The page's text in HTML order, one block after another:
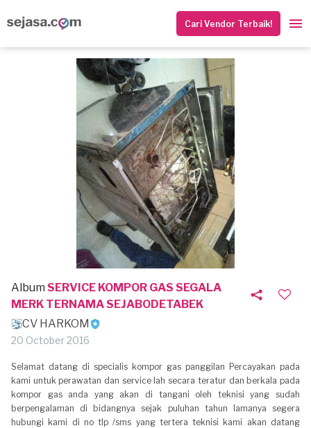
Cari Vendor Terbaik!
Album SERVICE KOMPOR GAS SEGALA
MERK TERNAMA SEJABODETABEK
CV HARKOM
20 October 2016
Selamat datang di specialis kompor gas panggilan Percayakan pada
kami untuk perawatan dan service lah secara teratur dan berkala pada
kompor gas anda yang akan di tangani oleh teknisi yang sudah
berpengalaman di bidangnya sejak puluhan tahun lamanya segera
hubungi kami di no tlp /sms yang tertera teknisi kami akan datang